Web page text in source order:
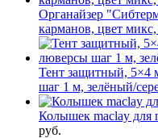
Органайзер
карманов, цвет
Тент защитный, 5×4
шаг 1 м, зелёный/
Колышек maclay для
руб.